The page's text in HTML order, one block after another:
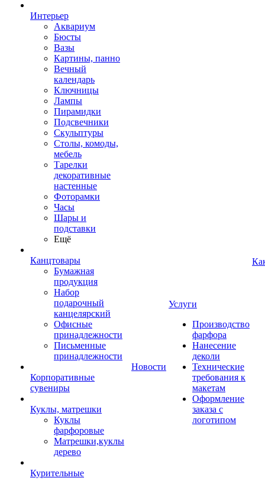
Интерьер
Аквариум
Бюсты
Вазы
Картины, панно
Вечный
календарь
Ключницы
Лампы
Пирамидки
Подсвечники
Скульптуры
Столы, комоды,
мебель
Тарелки
декоративные
настенные
Фоторамки
Часы
Шары и
подставки
Ещё
Канцтовары
Бумажная
продукция
Набор
подарочный
канцелярский
Офисные
принадлежности
Письменные
принадлежности
Корпоративные
сувениры
Куклы, матрешки
Куклы
фарфоровые
Матрешки,куклы
дерево
Курительные
Новости
Услуги
Производство
фарфора
Нанесение
деколи
Технические
требования к
макетам
Оформление
заказа с
логотипом